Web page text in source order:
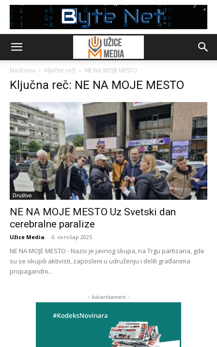
Naslovna Ključne reči NE NA MOJE MESTO
Ključna reč: NE NA MOJE MESTO
Društvo
NE NA MOJE MESTO Uz Svetski dan
cerebralne paralize
Užice Media - 6. октобар 2025.
NE NA MOJE MESTO - Naziv je javnog skupa, na Trgu partizana, gde
su se okupili aktivisti, zaposleni u udruženju i delili građanima
propagandni...
- Advertisement -